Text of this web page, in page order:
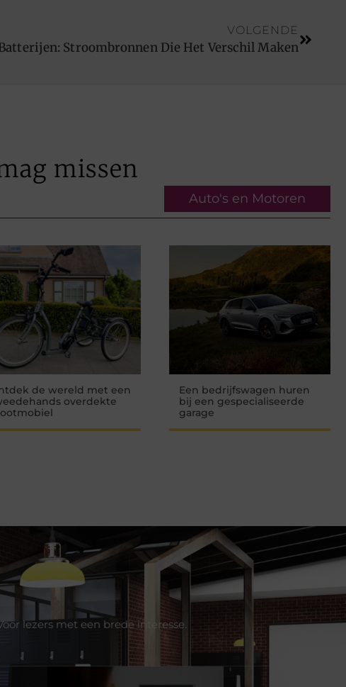
VOLGENDE
Stroombronnen Die Het Verschil Maken
missen
Auto's en Motoren
de wereld met een
overdekte
Een bedrijfswagen huren
bij een gespecialiseerde
garage
lezers met een brede interesse.